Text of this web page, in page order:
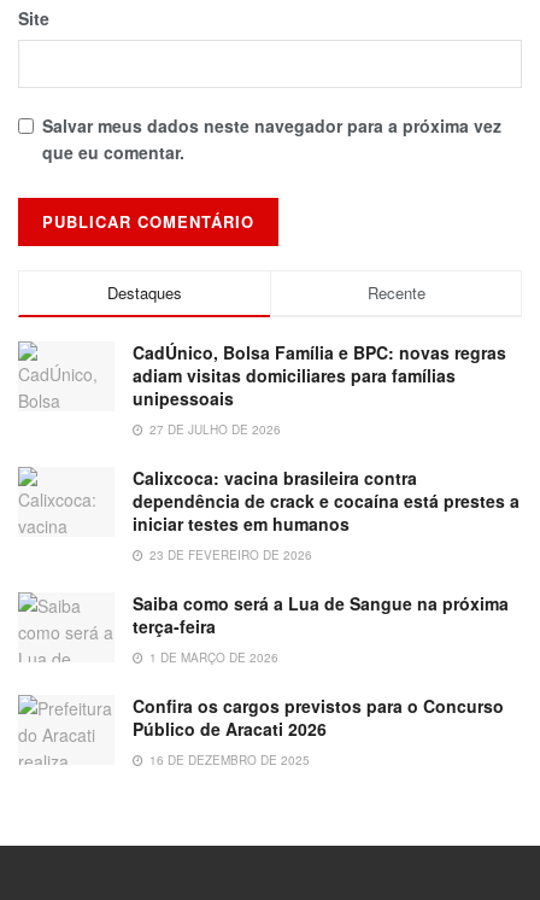
Site
Salvar meus dados neste navegador para a próxima vez
que eu comentar.
Destaques Recente
CadÚnico, Bolsa Família e BPC: novas regras
adiam visitas domiciliares para famílias
unipessoais
27 DE JULHO DE 2026
Calixcoca: vacina brasileira contra
dependência de crack e cocaína está prestes a
iniciar testes em humanos
23 DE FEVEREIRO DE 2026
Saiba como será a Lua de Sangue na próxima
terça-feira
1 DE MARÇO DE 2026
Confira os cargos previstos para o Concurso
Público de Aracati 2026
16 DE DEZEMBRO DE 2025